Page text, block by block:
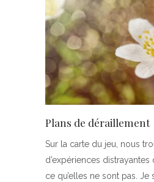
Plans de déraillement
Sur la carte du jeu, nous
d’expériences
ce qu’elles ne sont pas. Je